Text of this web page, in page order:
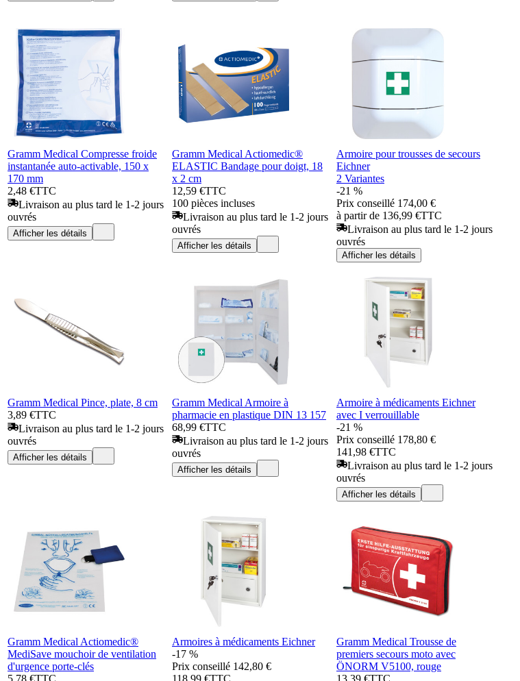
Gramm Medical Compresse froide
instantanée auto-activable, 150 x
170 mm
2,48 €TTC
Livraison au plus tard le 1-2 jours
ouvrés
Afficher les détails
Gramm Medical Actiomedic®
ELASTIC Bandage pour doigt, 18
x 2 cm
12,59 €TTC
100 pièces incluses
Livraison au plus tard le 1-2 jours
ouvrés
Afficher les détails
Armoire pour trousses de secours
Eichner
2 Variantes
-21 %
Prix conseillé 174,00 €
à partir de 136,99 €TTC
Livraison au plus tard le 1-2 jours
ouvrés
Afficher les détails
Gramm Medical Pince, plate, 8 cm
3,89 €TTC
Livraison au plus tard le 1-2 jours
ouvrés
Afficher les détails
Gramm Medical Armoire à
pharmacie en plastique DIN 13 157
68,99 €TTC
Livraison au plus tard le 1-2 jours
ouvrés
Afficher les détails
Armoire à médicaments Eichner
avec I verrouillable
-21 %
Prix conseillé 178,80 €
141,98 €TTC
Livraison au plus tard le 1-2 jours
ouvrés
Afficher les détails
Gramm Medical Actiomedic®
MediSave mouchoir de ventilation
d'urgence porte-clés
5,78 €TTC
Armoires à médicaments Eichner
-17 %
Prix conseillé 142,80 €
118,99 €TTC
Gramm Medical Trousse de
premiers secours moto avec
ÖNORM V5100, rouge
13,39 €TTC